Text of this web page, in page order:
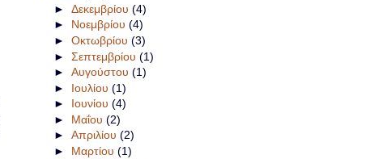
► Δεκεμβρίου (4)
► Νοεμβρίου (4)
► Οκτωβρίου (3)
► Σεπτεμβρίου (1)
► Αυγούστου (1)
► Ιουλίου (1)
► Ιουνίου (4)
► Μαΐου (2)
► Απριλίου (2)
► Μαρτίου (1)